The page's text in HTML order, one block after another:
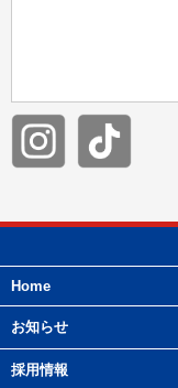
Home
お知らせ
採用情報